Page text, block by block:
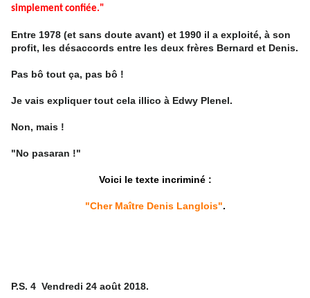
simplement confiée."
Entre 1978 (et sans doute avant) et 1990 il a exploité, à son
profit, les désaccords entre les deux frères Bernard et Denis.
Pas bô tout ça, pas bô !
Je vais expliquer tout cela illico à Edwy Plenel.
Non, mais !
"No pasaran !"
Voici le texte incriminé :
"Cher Maître Denis Langlois".
P.S. 4 Vendredi 24 août 2018.